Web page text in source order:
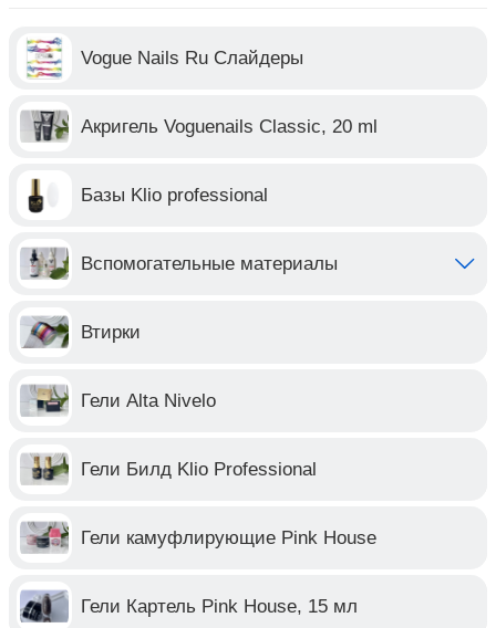
Vogue Nails Ru Слайдеры
Акригель Voguenails Classic, 20 ml
Базы Klio professional
Вспомогательные материалы
Втирки
Гели Alta Nivelo
Гели Билд Klio Professional
Гели камуфлирующие Pink House
Гели Картель Pink House, 15 мл